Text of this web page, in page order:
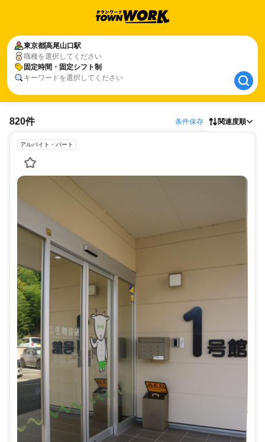
東京都高尾山口駅
職種を選択してください
固定時間・固定シフト制
キーワードを選択してください
東京都高尾山口駅
固定時間・固定シフト制
820件 条件保存 関連度順
アルバイト・パート